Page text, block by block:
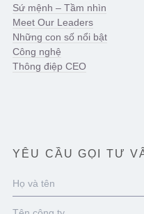
Sứ mệnh – Tầm nhìn
Meet Our Leaders
Những con số nổi bật
Công nghệ
Thông điệp CEO
YÊU CẦU GỌI TƯ